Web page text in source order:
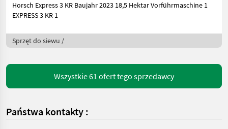
Horsch Express 3 KR Baujahr 2023 18,5 Hektar Vorführmaschine 1
EXPRESS 3 KR 1
Sprzęt do siewu /
Wszystkie 61 ofert tego sprzedawcy
Państwa kontakty :